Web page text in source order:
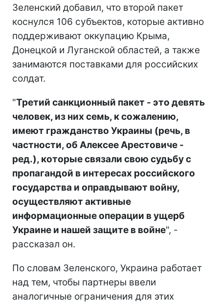
Зеленский добавил, что второй пакет
коснулся 106 субъектов, которые активно
поддерживают оккупацию Крыма,
Донецкой и Луганской областей, а также
занимаются поставками для российских
солдат.
"Третий санкционный пакет - это девять
человек, из них семь, к сожалению,
имеют гражданство Украины (речь, в
частности, об Алексее Арестовиче -
ред.), которые связали свою судьбу с
пропагандой в интересах российского
государства и оправдывают войну,
осуществляют активные
информационные операции в ущерб
Украине и нашей защите в войне", -
рассказал он.
По словам Зеленского, Украина работает
над тем, чтобы партнеры ввели
аналогичные ограничения для этих